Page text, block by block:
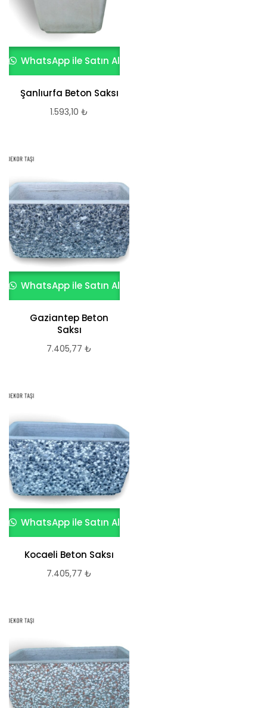
WhatsApp ile Satın Al
Şanlıurfa Beton Saksı
1.593,10 ₺
WhatsApp ile Satın Al
Gaziantep Beton
Saksı
7.405,77 ₺
WhatsApp ile Satın Al
Kocaeli Beton Saksı
7.405,77 ₺